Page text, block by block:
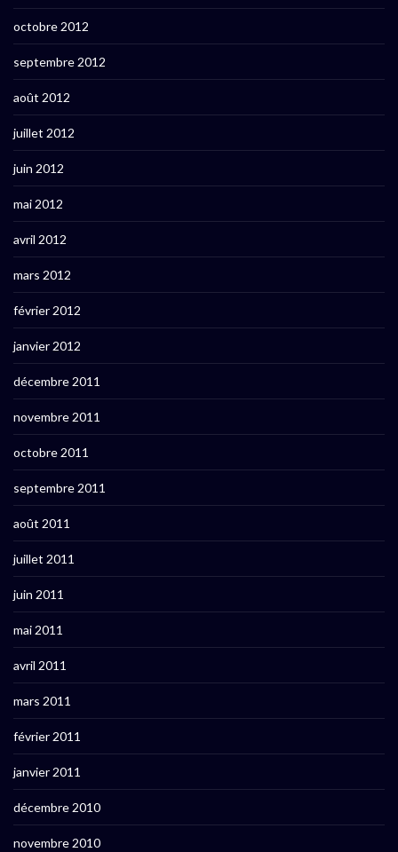
octobre 2012
septembre 2012
août 2012
juillet 2012
juin 2012
mai 2012
avril 2012
mars 2012
février 2012
janvier 2012
décembre 2011
novembre 2011
octobre 2011
septembre 2011
août 2011
juillet 2011
juin 2011
mai 2011
avril 2011
mars 2011
février 2011
janvier 2011
décembre 2010
novembre 2010